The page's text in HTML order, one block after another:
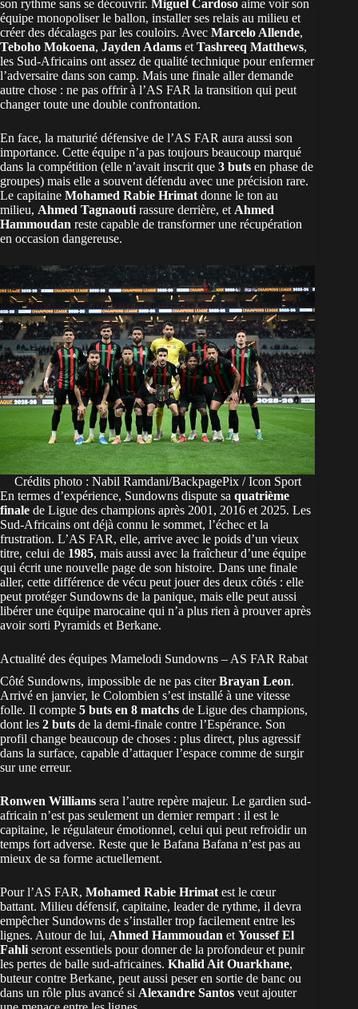
son rythme sans se découvrir. Miguel Cardoso aime voir son
équipe monopoliser le ballon, installer ses relais au milieu et
créer des décalages par les couloirs. Avec Marcelo Allende,
Teboho Mokoena, Jayden Adams et Tashreeq Matthews,
les Sud-Africains ont assez de qualité technique pour enfermer
l’adversaire dans son camp. Mais une finale aller demande
autre chose : ne pas offrir à l’AS FAR la transition qui peut
changer toute une double confrontation.
En face, la maturité défensive de l’AS FAR aura aussi son
importance. Cette équipe n’a pas toujours beaucoup marqué
dans la compétition (elle n’avait inscrit que 3 buts en phase de
groupes) mais elle a souvent défendu avec une précision rare.
Le capitaine Mohamed Rabie Hrimat donne le ton au
milieu, Ahmed Tagnaouti rassure derrière, et Ahmed
Hammoudan reste capable de transformer une récupération
en occasion dangereuse.
Crédits photo : Nabil Ramdani/BackpagePix / Icon Sport
En termes d’expérience, Sundowns dispute sa quatrième
finale de Ligue des champions après 2001, 2016 et 2025. Les
Sud-Africains ont déjà connu le sommet, l’échec et la
frustration. L’AS FAR, elle, arrive avec le poids d’un vieux
titre, celui de 1985, mais aussi avec la fraîcheur d’une équipe
qui écrit une nouvelle page de son histoire. Dans une finale
aller, cette différence de vécu peut jouer des deux côtés : elle
peut protéger Sundowns de la panique, mais elle peut aussi
libérer une équipe marocaine qui n’a plus rien à prouver après
avoir sorti Pyramids et Berkane.
Actualité des équipes Mamelodi Sundowns – AS FAR Rabat
Côté Sundowns, impossible de ne pas citerBrayan Leon.
Arrivé en janvier, le Colombien s’est installé à une vitesse
folle. Il compte 5 buts en 8 matchs de Ligue des champions,
dont les 2 buts de la demi-finale contre l’Espérance. Son
profil change beaucoup de choses : plus direct, plus agressif
dans la surface, capable d’attaquer l’espace comme de surgir
sur une erreur.
Ronwen Williams sera l’autre repère majeur. Le gardien sud-
africain n’est pas seulement un dernier rempart : il est le
capitaine, le régulateur émotionnel, celui qui peut refroidir un
temps fort adverse. Reste que le Bafana Bafana n’est pas au
mieux de sa forme actuellement.
Pour l’AS FAR, Mohamed Rabie Hrimat est le cœur
battant. Milieu défensif, capitaine, leader de rythme, il devra
empêcher Sundowns de s’installer trop facilement entre les
lignes. Autour de lui, Ahmed Hammoudan et Youssef El
Fahli seront essentiels pour donner de la profondeur et punir
les pertes de balle sud-africaines. Khalid Ait Ouarkhane,
buteur contre Berkane, peut aussi peser en sortie de banc ou
dans un rôle plus avancé si Alexandre Santos veut ajouter